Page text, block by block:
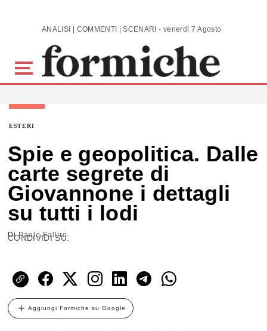
Skip to main content ANALISI | COMMENTI | SCENARI - venerdì 7 Agosto 2026
ESTERI
Spie e geopolitica. Dalle
carte segrete di
Giovannone i dettagli
su tutti i lodi
DiPaolo Falliro
CONDIVIDI SU:
Aggiungi Formiche su Google